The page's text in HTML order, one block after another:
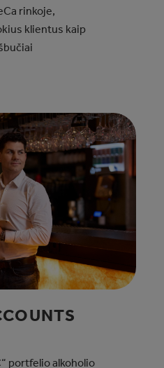
rinkoje,
klientus kaip
portfelio alkoholio